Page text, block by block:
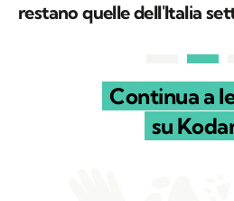
restano quelle dell'Italia
Continua a
su